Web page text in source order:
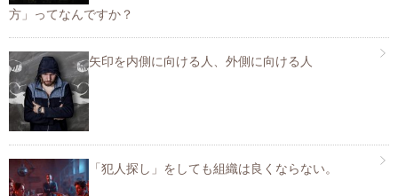
方」ってなんですか？
矢印を内側に向ける人、外側に向ける人
「犯人探し」をしても組織は良くならない。